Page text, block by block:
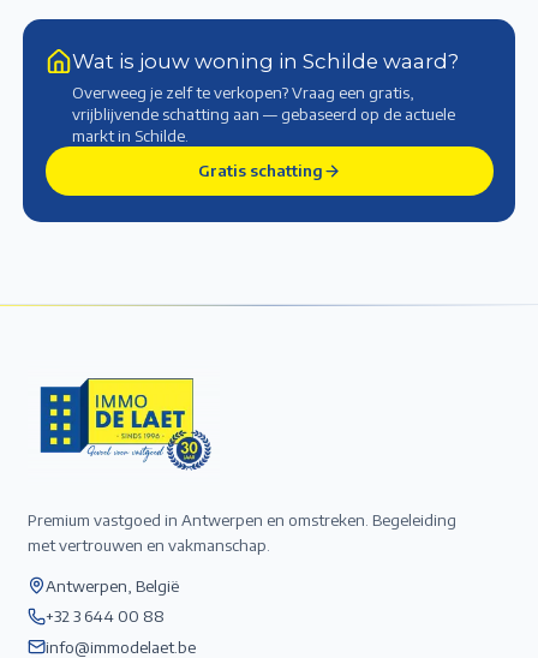
Wat is jouw woning in Schilde waard?
Overweeg je zelf te verkopen? Vraag een gratis,
vrijblijvende schatting aan — gebaseerd op de actuele
marktin Schilde
Gratis schatting
Premium vastgoed in Antwerpen en omstreken. Begeleiding
met vertrouwen en vakmanschap.
Antwerpen, België
+32 3 644 00 88
info@immodelaet.be